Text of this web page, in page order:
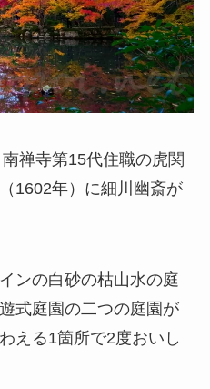
禅寺第15代住職の虎関
1602年）に細川幽斎が
ンの白砂の枯山水の庭
式庭園の二つの庭園が
える1箇所で2度おいし